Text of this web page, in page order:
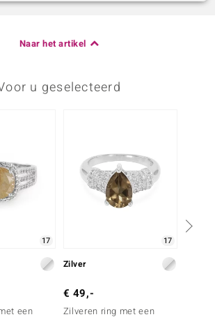
Naar het artikel
u geselecteerd
17
een
17
Zilver
€ 49,-
Zilveren ring met een